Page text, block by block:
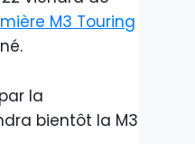
M3 Touring
la
bientôt la M3